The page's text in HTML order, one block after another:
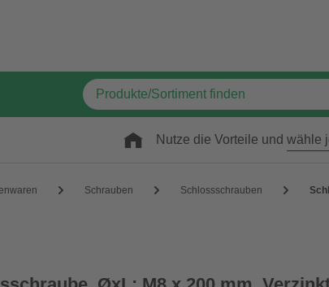
Nutze die Vorteile und wähle
Schrauben Schlossschrauben